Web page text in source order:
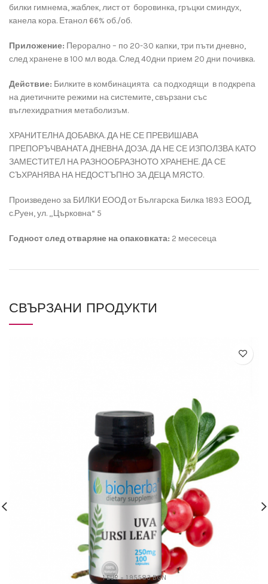
билки гимнема, жаблек, лист от боровинка, гръцки сминдух,
канела кора. Етанол 66% об./об.
Приложение: Перорално – по 20-30 капки, три пъти дневно,
след хранене в 100 мл вода. След 40дни прием 20 дни почивка.
Действие: Билките в комбинацията са подходящи в подкрепа
на диетичните режими на системите, свързани със
въглехидратния метаболизъм.
ХРАНИТЕЛНА ДОБАВКА. ДА НЕ СЕ ПРЕВИШАВА
ПРЕПОРЪЧВАНАТА ДНЕВНА ДОЗА. ДА НЕ СЕ ИЗПОЛЗВА КАТО
ЗАМЕСТИТЕЛ НА РАЗНООБРАЗНОТО ХРАНЕНЕ. ДА СЕ
СЪХРАНЯВА НА НЕДОСТЪПНО ЗА ДЕЦА МЯСТО.
Произведено за БИЛКИ ЕООД от Българска Билка 1893 ЕООД,
с.Руен, ул. „Църковна“ 5
Годност след отваряне на опаковката: 2 месесеца
СВЪРЗАНИ ПРОДУКТИ
1 EUR = 1.95583 BGN